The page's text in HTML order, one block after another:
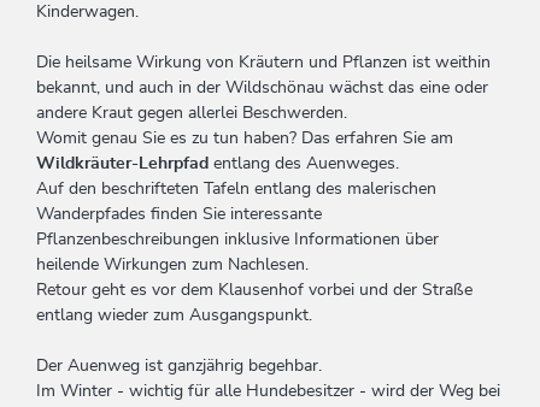
Kinderwagen.
Die heilsame Wirkung von Kräutern und Pflanzen ist weithin
bekannt, und auch in der Wildschönau wächst das eine oder
andere Kraut gegen allerlei Beschwerden.
Womit genau Sie es zu tun haben? Das erfahren Sie am
Wildkräuter-Lehrpfad entlang des Auenweges.
Auf den beschrifteten Tafeln entlang des malerischen
Wanderpfades finden Sie interessante
Pflanzenbeschreibungen inklusive Informationen über
heilende Wirkungen zum Nachlesen.
Retour geht es vor dem Klausenhof vorbei und der Straße
entlang wieder zum Ausgangspunkt.
Der Auenweg ist ganzjährig begehbar.
Im Winter - wichtig für alle Hundebesitzer - wird der Weg bei